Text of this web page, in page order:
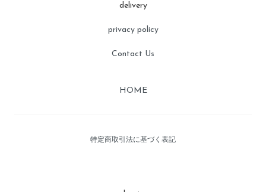
delivery
privacy policy
Contact Us
HOME
特定商取引法に基づく表記